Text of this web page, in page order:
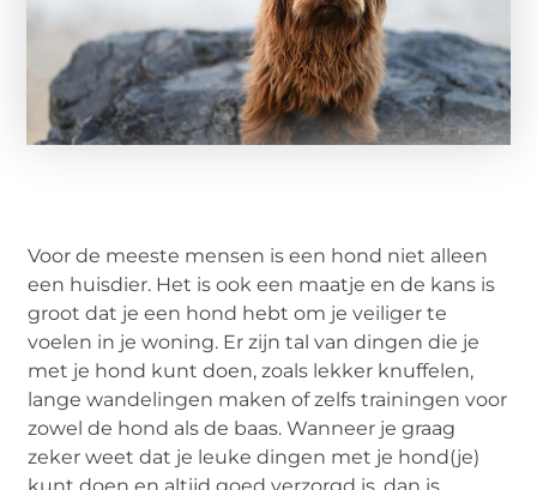
Voor de meeste mensen is een hond niet alleen
een huisdier. Het is ook een maatje en de kans is
groot dat je een hond hebt om je veiliger te
voelen in je woning. Er zijn tal van dingen die je
met je hond kunt doen, zoals lekker knuffelen,
lange wandelingen maken of zelfs trainingen voor
zowel de hond als de baas. Wanneer je graag
zeker weet dat je leuke dingen met je hond(je)